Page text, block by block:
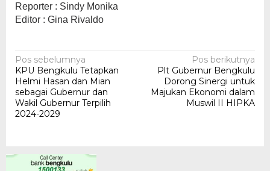
Reporter : Sindy Monika
Editor : Gina Rivaldo
Navigasi
pos
Pos sebelumnya
KPU Bengkulu Tetapkan
Helmi Hasan dan Mian
sebagai Gubernur dan
Wakil Gubernur Terpilih
2024-2029
Pos berikutnya
Plt Gubernur Bengkulu
Dorong Sinergi untuk
Majukan Ekonomi dalam
Muswil II HIPKA